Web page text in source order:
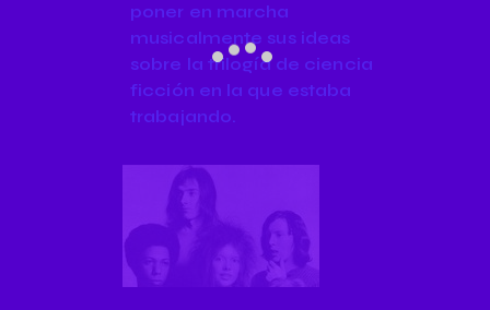
poner en marcha
musicalmente sus ideas
sobre la trilogía de ciencia
ficción en la que estaba
trabajando.